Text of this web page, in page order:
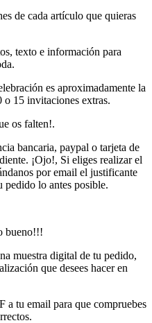
de cada artículo que quieras
texto e información para
es aproximadamente la
o 15 invitaciones extras.
os falten!.
bancaria, paypal o tarjeta de
¡Ojo!, Si eliges realizar el
por email el justificante
pedido lo antes posible.
bueno!!!
muestra digital de tu pedido,
que desees hacer en
a tu email para que compruebes